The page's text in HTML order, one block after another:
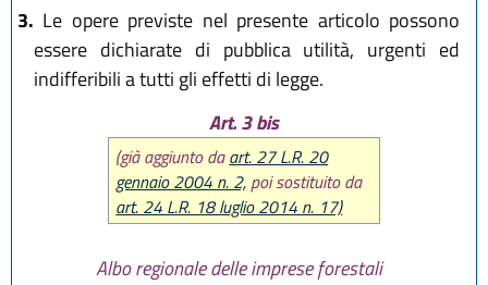
3. Le opere previste nel presente articolo possono
essere dichiarate di pubblica utilità, urgenti ed
indifferibili a tutti gli effetti di legge.
Art. 3 bis
(già aggiunto daart. 27 L.R. 20
gennaio 2004 n. 2, poi sostituito da
art. 24 L.R. 18 luglio 2014 n. 17)
Albo regionale delle imprese forestali